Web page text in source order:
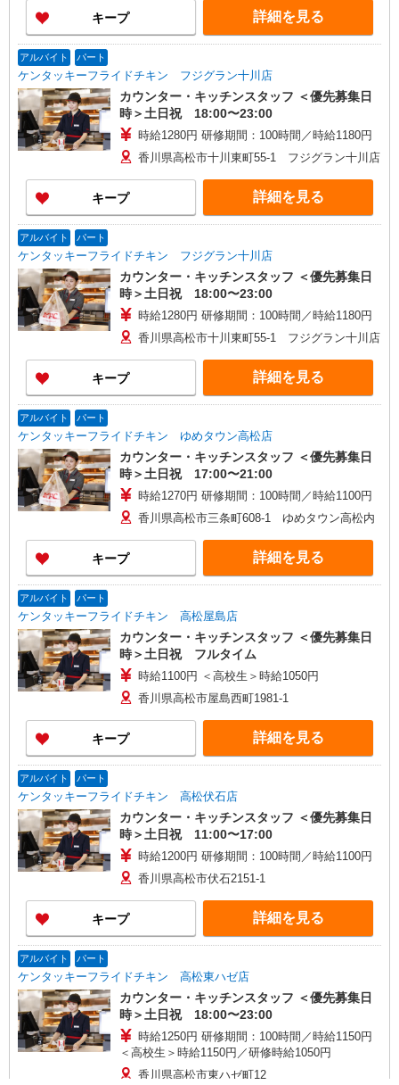
キープ 詳細を見る
アルバイト パート
ケンタッキーフライドチキン フジグラン十川店
カウンター・キッチンスタッフ ＜優先募集日
時＞土日祝 18:00〜23:00
時給1280円 研修期間：100時間／時給1180円
香川県高松市十川東町55-1 フジグラン十川店
キープ 詳細を見る
アルバイト パート
ケンタッキーフライドチキン フジグラン十川店
カウンター・キッチンスタッフ ＜優先募集日
時＞土日祝 18:00〜23:00
時給1280円 研修期間：100時間／時給1180円
香川県高松市十川東町55-1 フジグラン十川店
キープ 詳細を見る
アルバイト パート
ケンタッキーフライドチキン ゆめタウン高松店
カウンター・キッチンスタッフ ＜優先募集日
時＞土日祝 17:00〜21:00
時給1270円 研修期間：100時間／時給1100円
香川県高松市三条町608-1 ゆめタウン高松内
キープ 詳細を見る
アルバイト パート
ケンタッキーフライドチキン 高松屋島店
カウンター・キッチンスタッフ ＜優先募集日
時＞土日祝 フルタイム
時給1100円 ＜高校生＞時給1050円
香川県高松市屋島西町1981-1
キープ 詳細を見る
アルバイト パート
ケンタッキーフライドチキン 高松伏石店
カウンター・キッチンスタッフ ＜優先募集日
時＞土日祝 11:00〜17:00
時給1200円 研修期間：100時間／時給1100円
香川県高松市伏石2151-1
キープ 詳細を見る
アルバイト パート
ケンタッキーフライドチキン 高松東ハゼ店
カウンター・キッチンスタッフ ＜優先募集日
時＞土日祝 18:00〜23:00
時給1250円 研修期間：100時間／時給1150円
＜高校生＞時給1150円／研修時給1050円
香川県高松市東ハゼ町12